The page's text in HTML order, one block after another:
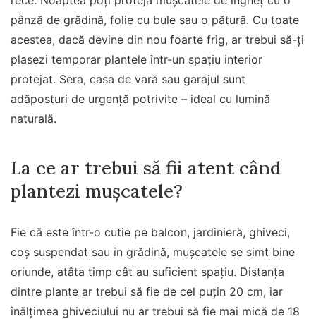
pânză de grădină, folie cu bule sau o pătură. Cu toate
acestea, dacă devine din nou foarte frig, ar trebui să-ți
plasezi temporar plantele într-un spațiu interior
protejat. Sera, casa de vară sau garajul sunt
adăposturi de urgență potrivite – ideal cu lumină
naturală.
La ce ar trebui să fii atent când
plantezi mușcatele?
Fie că este într-o cutie pe balcon, jardinieră, ghiveci,
coș suspendat sau în grădină, mușcatele se simt bine
oriunde, atâta timp cât au suficient spațiu. Distanța
dintre plante ar trebui să fie de cel puțin 20 cm, iar
înălțimea ghiveciului nu ar trebui să fie mai mică de 18